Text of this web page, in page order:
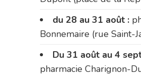
du 28 au 31 août :
Bonnemaire (rue Saint-
Du 31 août au 4
pharmacie Charignon-